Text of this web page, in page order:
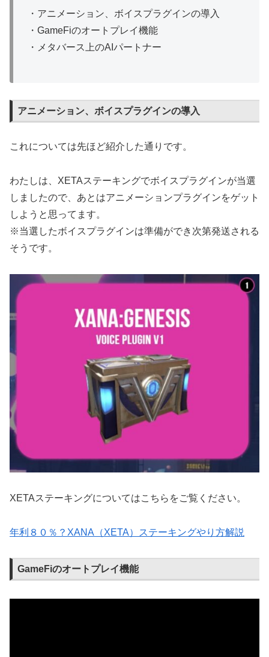
・アニメーション、ボイスプラグインの導入
・GameFiのオートプレイ機能
・メタバース上のAIパートナー
アニメーション、ボイスプラグインの導入
これについては先ほど紹介した通りです。
わたしは、XETAステーキングでボイスプラグインが当選
しましたので、あとはアニメーションプラグインをゲット
しようと思ってます。
※当選したボイスプラグインは準備ができ次第発送される
そうです。
XETAステーキングについてはこちらをご覧ください。
年利８０％？XANA（XETA）ステーキングやり方解説
GameFiのオートプレイ機能